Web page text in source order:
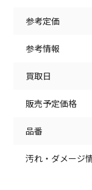
参考定価
参考情報
買取日
販売予定価格
品番
汚れ・ダメージ